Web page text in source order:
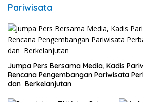
Pariwisata
Jumpa Pers Bersama Media, Kadis
Rencana Pengembangan Pariwisata
dan Berkelanjutan